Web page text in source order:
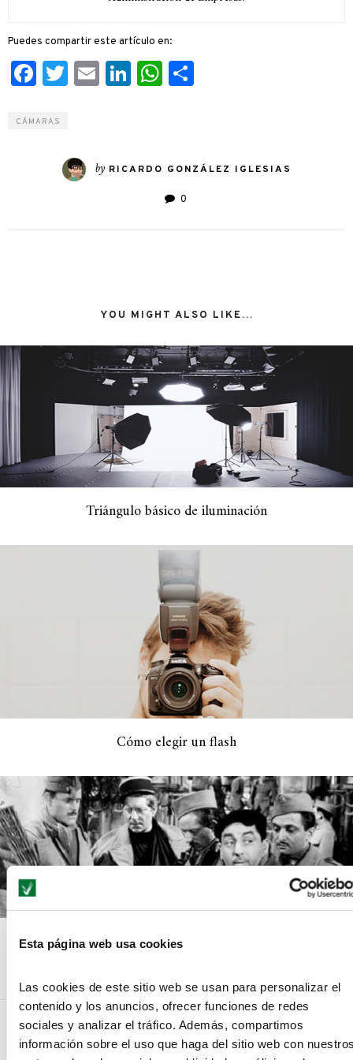
Esta página web usa cookies
Las cookies de este sitio web se usan para personalizar el
contenido y los anuncios, ofrecer funciones de redes
sociales y analizar el tráfico. Además, compartimos
información sobre el uso que haga del sitio web con
Puedes compartir este artículo en:
Facebook
Twitter
EmailLinkedIn
WhatsApp
CÁMARAS
by RICARDO GONZÁLEZ IGLESIAS
0
YOU MIGHT ALSO LIKE...
Triángulo básico de iluminación
Cómo elegir un flash
Movimientos cinematográficos: el Realismo poético